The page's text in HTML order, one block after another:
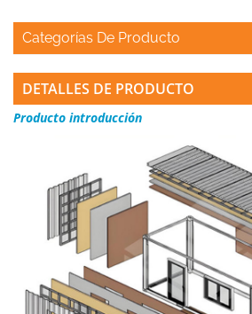
Categorías De Producto
DETALLES DE PRODUCTO
Producto introducción